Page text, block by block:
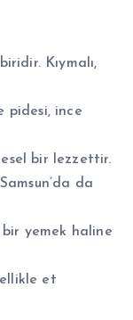
Kıymalı,
pidesi, ince
bir lezzettir.
da
yemek haline
et